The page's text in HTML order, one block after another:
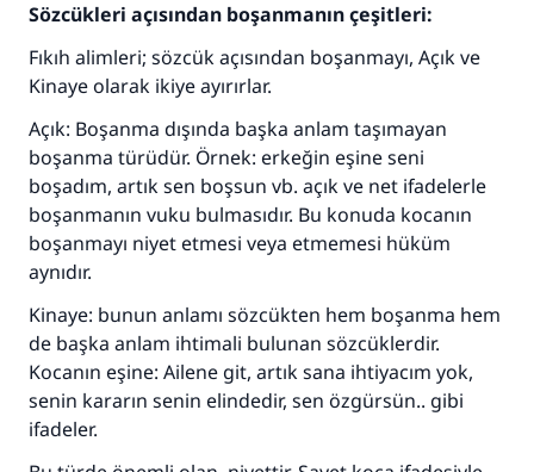
Sözcükleri açısından boşanmanın çeşitleri:
Fıkıh alimleri; sözcük açısından boşanmayı, Açık ve
Kinaye olarak ikiye ayırırlar.
Açık: Boşanma dışında başka anlam taşımayan
boşanma türüdür. Örnek: erkeğin eşine seni
boşadım, artık sen boşsun vb. açık ve net ifadelerle
boşanmanın vuku bulmasıdır. Bu konuda kocanın
boşanmayı niyet etmesi veya etmemesi hüküm
aynıdır.
Kinaye: bunun anlamı sözcükten hem boşanma hem
de başka anlam ihtimali bulunan sözcüklerdir.
Kocanın eşine: Ailene git, artık sana ihtiyacım yok,
senin kararın senin elindedir, sen özgürsün.. gibi
ifadeler.